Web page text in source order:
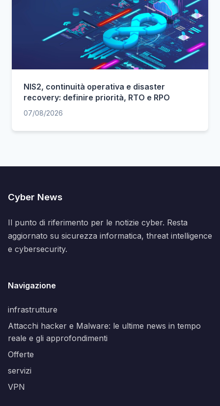
NIS2, continuità operativa e disaster
recovery: definire priorità, RTO e RPO
07/08/2026
Cyber News
Il punto di riferimento per le notizie cyber. Resta
aggiornato su sicurezza informatica, threat intelligence
e cybersecurity.
Navigazione
infrastrutture
Attacchi hacker e Malware: le ultime news in tempo
reale e gli approfondimenti
Offerte
servizi
VPN